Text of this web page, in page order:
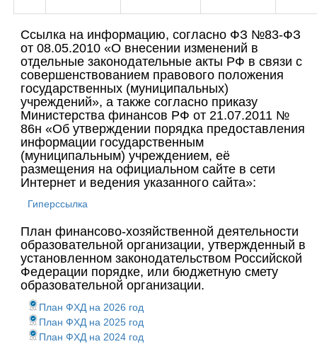
Ссылка на информацию, согласно ФЗ №83-ФЗ
от 08.05.2010 «О внесении изменений в
отдельные законодательные акты РФ в связи с
совершенствованием правового положения
государственных (муниципальных)
учреждений», а также согласно приказу
Министерства финансов РФ от 21.07.2011 №
86н «Об утверждении порядка предоставления
информации государственным
(муниципальным) учреждением, её
размещения на официальном сайте в сети
Интернет и ведения указанного сайта»:
Гиперссылка
План финансово-хозяйственной деятельности
образовательной организации, утвержденный в
установленном законодательством Российской
Федерации порядке, или бюджетную смету
образовательной организации.
План ФХД на 2026 год
План ФХД на 2025 год
План ФХД на 2024 год